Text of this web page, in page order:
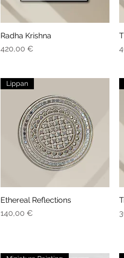
Aperçu rapide
Radha Krishna
Prix
420,00 €
Aperçu rapide
Lippan
Ethereal Reflections
Prix
140,00 €